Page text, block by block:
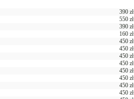
390 zł
550 zł
390 zł
160 zł
450 zł
450 zł
450 zł
450 zł
450 zł
450 zł
450 zł
450 zł